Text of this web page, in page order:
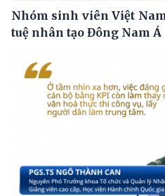
Nhóm sinh viên Việt
tuệ nhân tạo Đông Nam Á